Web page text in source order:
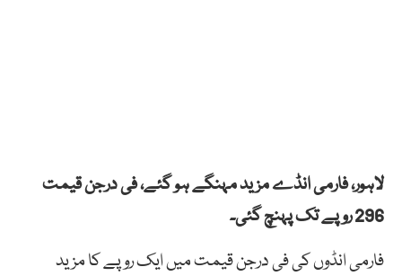
لاہور، فارمی انڈے مزید مہنگے ہو گئے، فی درجن قیمت
296 روپے تک پہنچ گئی۔
فارمی انڈوں کی فی درجن قیمت میں ایک روپے کا مزید